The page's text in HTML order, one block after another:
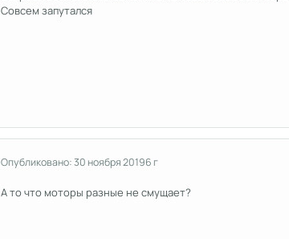
Совсем запутался
Опубликовано:30 ноября 20196 г
А то что моторы разные не смущает?